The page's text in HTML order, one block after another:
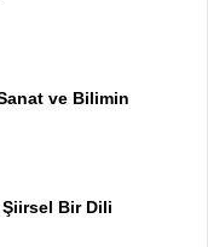
ve Bilimin
Bir Dili